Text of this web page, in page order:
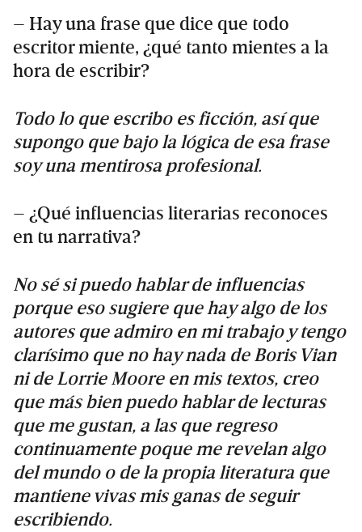
– Hay una frase que dice que todo
escritor miente, ¿qué tanto mientes a la
hora de escribir?
Todo lo que escribo es ficción, así que
supongo que bajo la lógica de esa frase
soy una mentirosa profesional.
– ¿Qué influencias literarias reconoces
en tu narrativa?
No sé si puedo hablar de influencias
porque eso sugiere que hay algo de los
autores que admiro en mi trabajo y tengo
clarísimo que no hay nada de Boris Vian
ni de Lorrie Moore en mis textos, creo
que más bien puedo hablar de lecturas
que me gustan, a las que regreso
continuamente poque me revelan algo
del mundo o de la propia literatura que
mantiene vivas mis ganas de seguir
escribiendo.